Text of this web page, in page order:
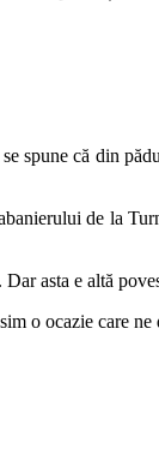
spune că din
de la
asta e altă
o ocazie care